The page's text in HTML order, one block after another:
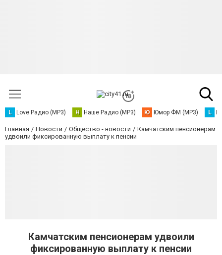
L Love Радио (MP3) Н Наше Радио (MP3) Ю Юмор ФМ (MP3) L
Главная Новости Общество - новости
Камчатским пенсионерам
удвоили фиксированную выплату к пенсии
Камчатским пенсионерам удвоили
фиксированную выплату к пенсии